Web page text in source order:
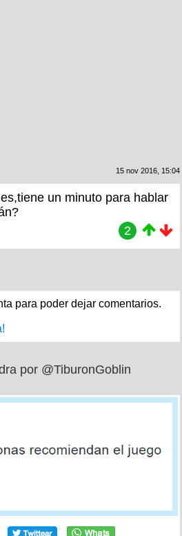
15 nov 2016, 15:04
un minuto para hablar
2
para poder dejar comentarios.
por @TiburonGoblin